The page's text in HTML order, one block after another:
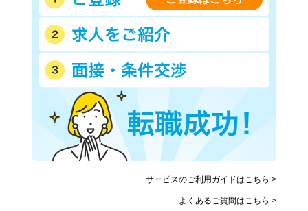
サービスのご利用ガイドはこちら >
よくあるご質問はこちら >